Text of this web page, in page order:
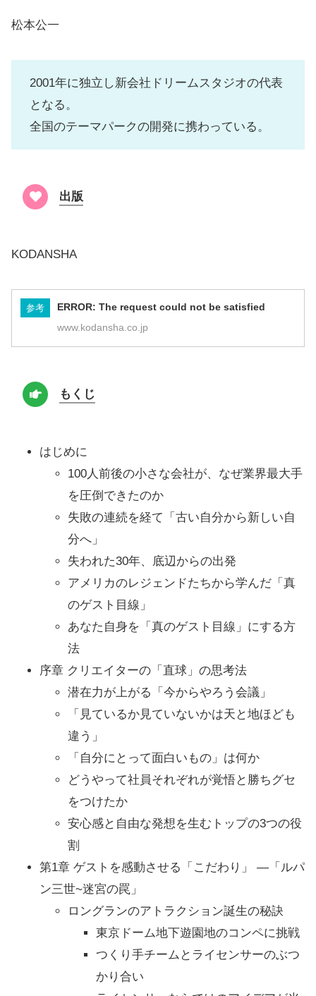
松本公一
2001年に独立し新会社ドリームスタジオの代表
となる。
全国のテーマパークの開発に携わっている。
出版
KODANSHA
参考 ERROR: The request could not be satisfied
www.kodansha.co.jp
もくじ
はじめに
100人前後の小さな会社が、なぜ業界最大手
を圧倒できたのか
失敗の連続を経て「古い自分から新しい自
分へ」
失われた30年、底辺からの出発
アメリカのレジェンドたちから学んだ「真
のゲスト目線」
あなた自身を「真のゲスト目線」にする方
法
序章 クリエイターの「直球」の思考法
潜在力が上がる「今からやろう会議」
「見ているか見ていないかは天と地ほども
違う」
「自分にとって面白いもの」は何か
どうやって社員それぞれが覚悟と勝ちグセ
をつけたか
安心感と自由な発想を生むトップの3つの役
割
第1章 ゲストを感動させる「こだわり」 ―「ルパ
ン三世~迷宮の罠」
ロングランのアトラクション誕生の秘訣
東京ドーム地下遊園地のコンペに挑戦
つくり手チームとライセンサーのぶつ
かり合い